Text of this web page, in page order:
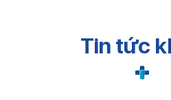
Tin tức